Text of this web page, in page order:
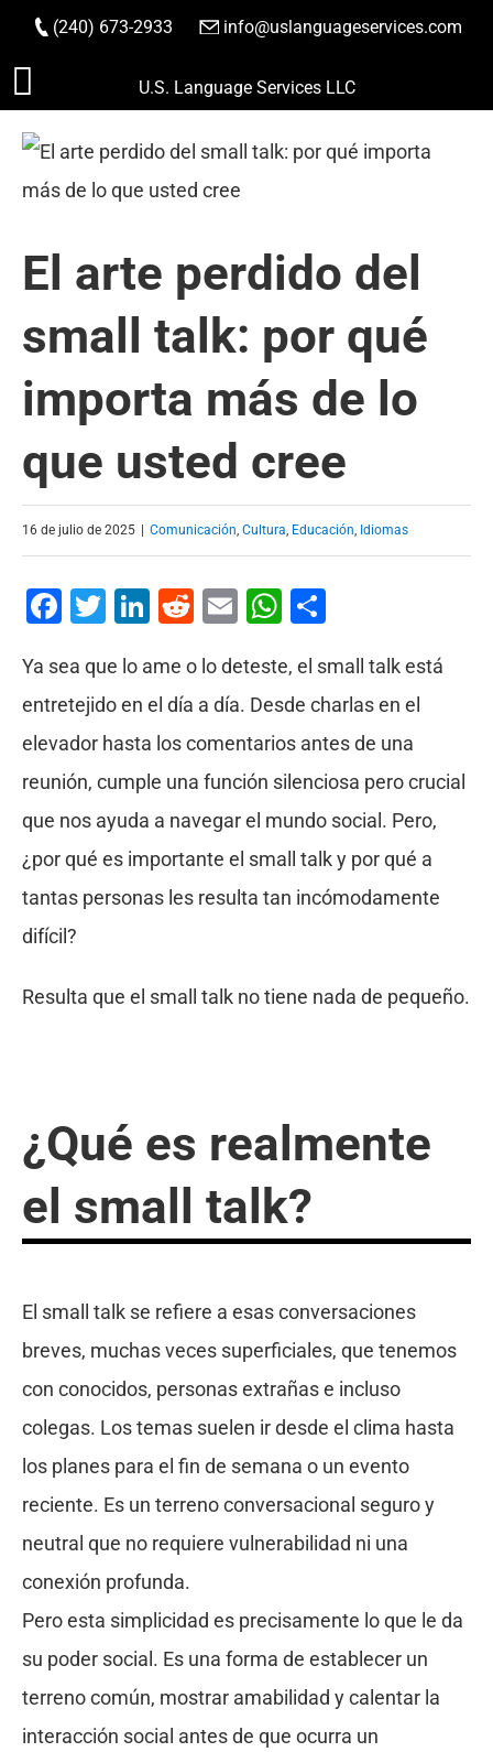
Saltar
contenido
(240) 673-2933 info@uslanguageservices.com
HACER PEDIDO
U.S. Language Services LLC
El arte perdido del
small talk: por qué
importa más de lo
que usted cree
16 de julio de 2025 Comunicación, Cultura, Educación, Idiomas
Facebook
Twitter
LinkedIn
Reddit
EmailWhatsApp
Ya sea que lo ame o lo deteste, el small talk está
entretejido en el día a día. Desde charlas en el
elevador hasta los comentarios antes de una
reunión, cumple una función silenciosa pero crucial
que nos ayuda a navegar el mundo social. Pero,
¿por qué es importante el small talk y por qué a
tantas personas les resulta tan incómodamente
difícil?
Resulta que el small talk no tiene nada de pequeño.
¿Qué es realmente
el small talk?
El small talk se refiere a esas conversaciones
breves, muchas veces superficiales, que tenemos
con conocidos, personas extrañas e incluso
colegas. Los temas suelen ir desde el clima hasta
los planes para el fin de semana o un evento
reciente. Es un terreno conversacional seguro y
neutral que no requiere vulnerabilidad ni una
conexión profunda.
Pero esta simplicidad es precisamente lo que le da
su poder social. Es una forma de establecer un
terreno común, mostrar amabilidad y calentar la
interacción social antes de que ocurra un